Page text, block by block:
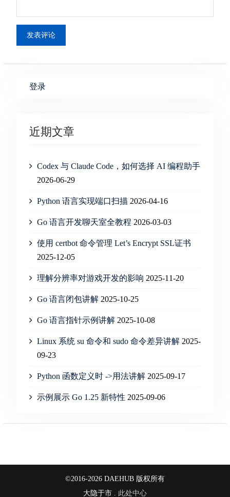
登录
近期文章
Codex 与 Claude Code，如何选择 AI 编程助手
2026-06-29
Python 语言实现端口扫描 2026-04-16
Go 语言开发聊天室全教程 2026-03-03
使用 certbot 命令管理 Let’s Encrypt SSL证书
2025-12-05
理解分辨率对游戏开发的影响 2025-11-20
Go 语言闭包讲解 2025-10-25
Go 语言指针示例讲解 2025-10-08
Linux 系统 su 命令和 sudo 命令差异讲解 2025-
09-23
Python 函数定义时 ->用法讲解 2025-09-17
示例展示 Go 1.25 新特性 2025-09-06
©2016-2026 DAEHUB 版权所有
大隐于市 . 此处中心